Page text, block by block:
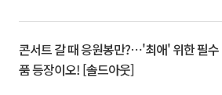
콘서트 갈 때 응원봉만?⋯'최애' 위한 필수
품 등장이오! [솔드아웃]